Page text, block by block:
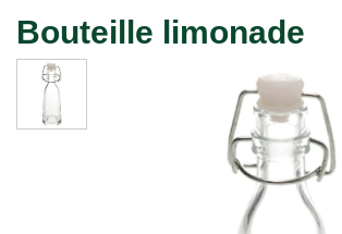
Bouteille limonade